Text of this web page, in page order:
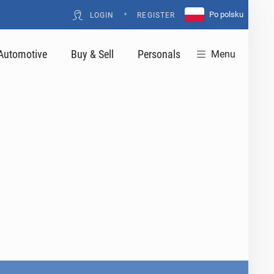
LOGIN • REGISTER Po polsku
Buy & Sell Personals Menu